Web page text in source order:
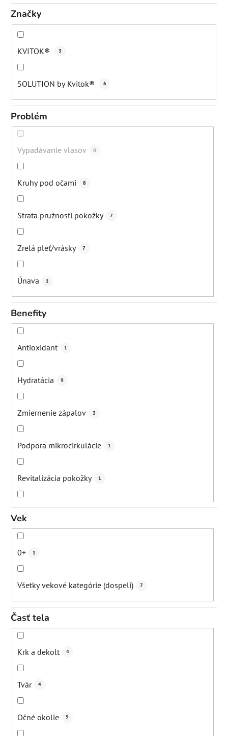
Značky
KVITOK® 3
SOLUTION by Kvitok® 6
Problém
Vypadávanie vlasov 0
Kruhy pod očami 8
Strata pružnosti pokožky 7
Zrelá pleť/vrásky 7
Únava 1
Benefity
Antioxidant 1
Hydratácia 9
Zmiernenie zápalov 3
Podpora mikrocirkulácie 1
Revitalizácia pokožky 1
Udržanie hydratácie
Redukcia kruhov pod očami 5
Redukcia opuchov
Rozjasnenie
Spevnenie poko
Vek
0+ 1
Všetky vekové kategórie (dospelí) 7
Časť tela
Krk a dekolt 4
Tvár 4
Očné okolie 9